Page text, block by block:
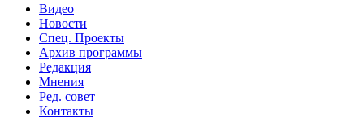
Видео
Новости
Спец. Проекты
Архив программы
Редакция
Мнения
Ред. совет
Контакты